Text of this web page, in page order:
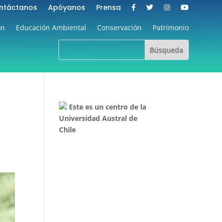
Apóyanos Prensa
Educación Ambiental Conservación Patrimonio
Este es un centro de la
Universidad Austral de
Chile